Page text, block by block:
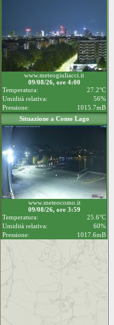
www.meteogiuliacci.it
09/08/26, ore 4:00
Temperatura:
27.2°C
Umidità relativa:
56%
Pressione:
1015.7mB
Situazione a Como Lago
www.meteocomo.it
09/08/26, ore 3:59
Temperatura:
25.6°C
Umidità relativa:
60%
Pressione:
1017.6mB